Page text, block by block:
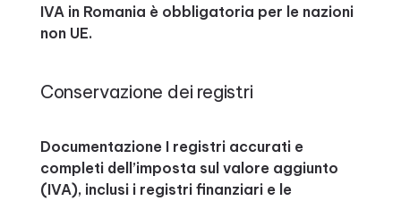
IVA in Romania è obbligatoria per le nazioni
non UE.
Conservazione dei registri
Documentazione I registri accurati e
completi dell’imposta sul valore aggiunto
(IVA), inclusi i registri finanziari e le